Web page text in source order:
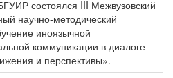
состоялся III Межвузовский
научно-методический
иноязычной
коммуникации в диалоге
и перспективы».